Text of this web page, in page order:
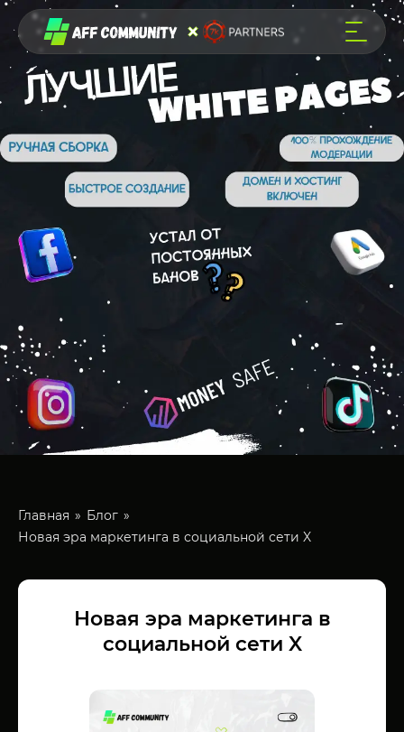
Главная
Блог
Новая эра маркетинга в социальной сети X
Новая эра маркетинга в
социальной сети X